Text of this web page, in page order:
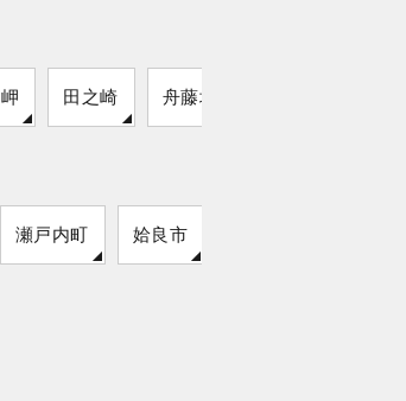
田之崎 舟藤堤防
瀬戸内町 姶良市